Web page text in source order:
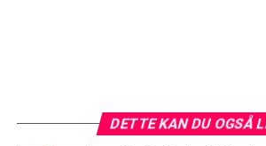
DETTE KAN DU OGSÅ